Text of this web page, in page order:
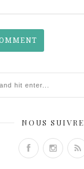
NOUS SUIVRE